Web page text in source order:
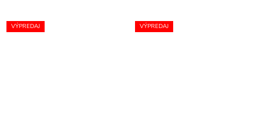
VÝPREDAJ VÝPREDAJ